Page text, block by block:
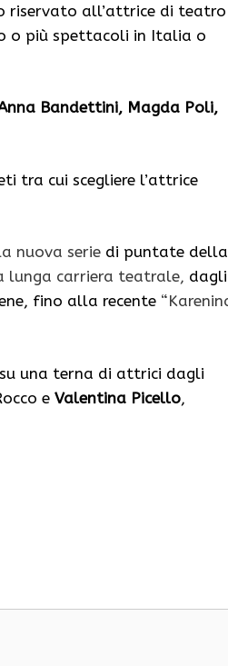
riservato all’attrice di teatro
o più spettacoli in Italia o
Bandettini, Magda Poli,
tra cui scegliere l’attrice
nuova serie di puntate della
lunga carriera teatrale, dagli
fino alla recente
una terna di attrici dagli
e Valentina Picello,